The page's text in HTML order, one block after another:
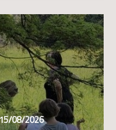
08/2026